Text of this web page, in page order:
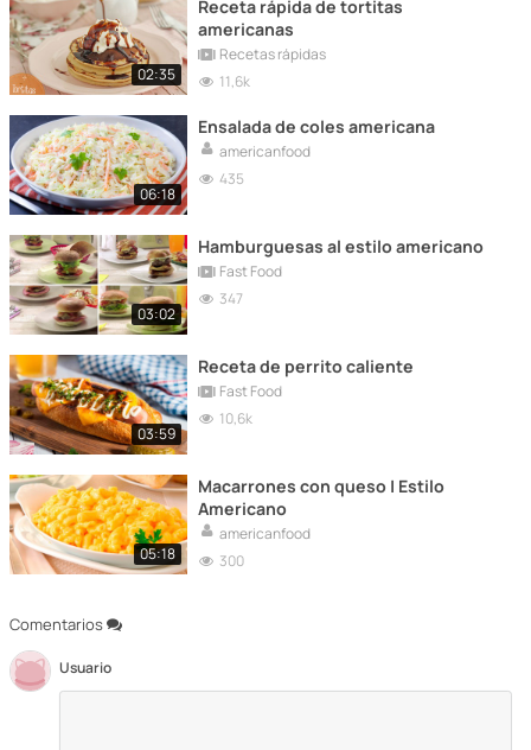
Comentarios
Usuario
02:35
Receta rápida de tortitas
americanas
Recetas rápidas
11,6k
06:18
Ensalada de coles americana
americanfood
435
03:02
Hamburguesas al estilo americano
Fast Food
347
03:59
Receta de perrito caliente
Fast Food
10,6k
05:18
Macarrones con queso | Estilo
Americano
americanfood
300